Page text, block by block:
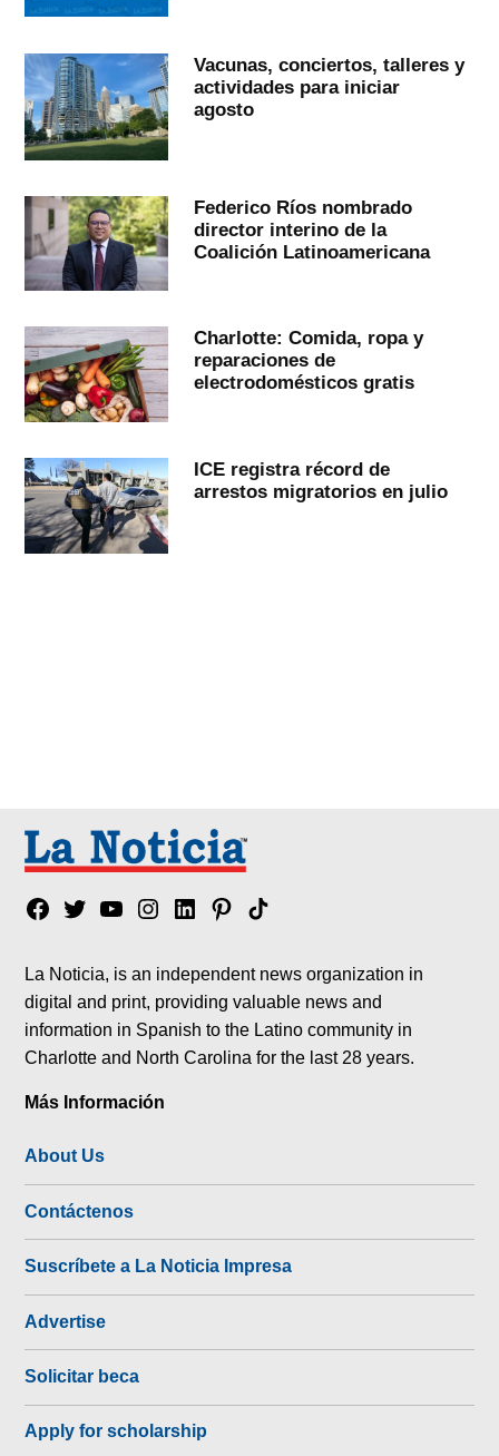
Vacunas, conciertos, talleres y
actividades para iniciar
agosto
Federico Ríos nombrado
director interino de la
Coalición Latinoamericana
Charlotte: Comida, ropa y
reparaciones de
electrodomésticos gratis
ICE registra récord de
arrestos migratorios en julio
Facebook
TwitterYouTubeInstagram
LinkedinPinterest
Tik
La Noticia, is an independent news organization in
digital and print, providing valuable news and
information in Spanish to the Latino community in
Charlotte and North Carolina for the last 28 years.
Más Información
About Us
Contáctenos
Suscríbete a La Noticia Impresa
Advertise
Solicitar beca
Apply for scholarship